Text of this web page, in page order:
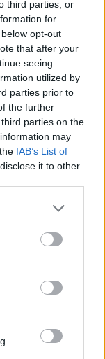
third parties, or
for
opt-out
that after your
seeing
utilized by
parties prior to
the further
parties on the
may
IAB’s List of
it to other
μπορεί
πάρα πολλά
βιλάρα… Το
καλά. Να
έχει
ή
Ο Νότης
πριν γίνει
Ό,τι τον
τις